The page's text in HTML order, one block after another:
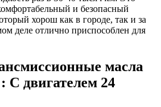
и безопасный
хорош как в городе, так и за
деле отлично приспособлен для
масла
С двигателем 24